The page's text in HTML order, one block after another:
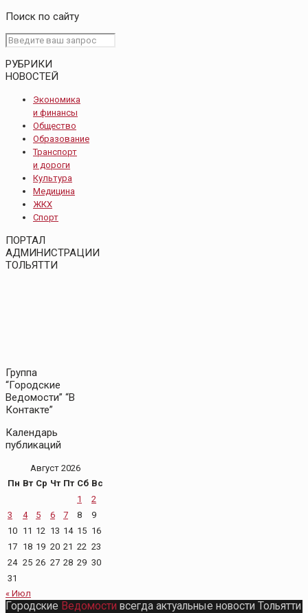
Поиск по сайту
РУБРИКИ
НОВОСТЕЙ
Экономика
и финансы
Общество
Образование
Транспорт
и дороги
Культура
Медицина
ЖКХ
Спорт
ПОРТАЛ
АДМИНИСТРАЦИИ
ТОЛЬЯТТИ
Группа
“Городские
Ведомости” “В
Контакте”
Календарь
публикаций
Август 2026
Пн Вт Ср Чт Пт Сб Вс
1
2
3
4 5 6 7 8
9
10 11 12 13 14 15 16
17 18 19 20 21 22 23
24 25 26 27 28 29 30
31
« Июл
Городские Ведомости всегда актуальные новости Тольятти